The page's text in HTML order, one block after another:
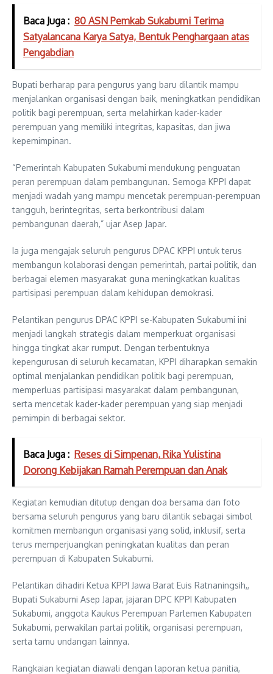
Baca Juga : 80 ASN Pemkab Sukabumi Terima
Satyalancana Karya Satya, Bentuk Penghargaan atas
Pengabdian
Bupati berharap para pengurus yang baru dilantik mampu
menjalankan organisasi dengan baik, meningkatkan pendidikan
politik bagi perempuan, serta melahirkan kader-kader
perempuan yang memiliki integritas, kapasitas, dan jiwa
kepemimpinan.
“Pemerintah Kabupaten Sukabumi mendukung penguatan
peran perempuan dalam pembangunan. Semoga KPPI dapat
menjadi wadah yang mampu mencetak perempuan-perempuan
tangguh, berintegritas, serta berkontribusi dalam
pembangunan daerah,” ujar Asep Japar.
Ia juga mengajak seluruh pengurus DPAC KPPI untuk terus
membangun kolaborasi dengan pemerintah, partai politik, dan
berbagai elemen masyarakat guna meningkatkan kualitas
partisipasi perempuan dalam kehidupan demokrasi.
Pelantikan pengurus DPAC KPPI se-Kabupaten Sukabumi ini
menjadi langkah strategis dalam memperkuat organisasi
hingga tingkat akar rumput. Dengan terbentuknya
kepengurusan di seluruh kecamatan, KPPI diharapkan semakin
optimal menjalankan pendidikan politik bagi perempuan,
memperluas partisipasi masyarakat dalam pembangunan,
serta mencetak kader-kader perempuan yang siap menjadi
pemimpin di berbagai sektor.
Baca Juga : Reses di Simpenan, Rika Yulistina
Dorong Kebijakan Ramah Perempuan dan Anak
Kegiatan kemudian ditutup dengan doa bersama dan foto
bersama seluruh pengurus yang baru dilantik sebagai simbol
komitmen membangun organisasi yang solid, inklusif, serta
terus memperjuangkan peningkatan kualitas dan peran
perempuan di Kabupaten Sukabumi.
Pelantikan dihadiri Ketua KPPI Jawa Barat Euis Ratnaningsih,,
Bupati Sukabumi Asep Japar, jajaran DPC KPPI Kabupaten
Sukabumi, anggota Kaukus Perempuan Parlemen Kabupaten
Sukabumi, perwakilan partai politik, organisasi perempuan,
serta tamu undangan lainnya.
Rangkaian kegiatan diawali dengan laporan ketua panitia,